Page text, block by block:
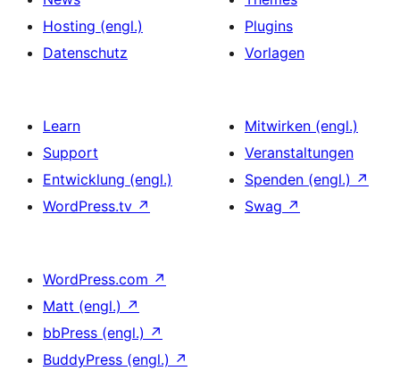
Hosting (engl.)
Datenschutz
Plugins
Vorlagen
Learn
Support
Entwicklung (engl.)
WordPress.tv ↗
Mitwirken (engl.)
Veranstaltungen
Spenden (engl.) ↗
Swag ↗
WordPress.com ↗
Matt (engl.) ↗
bbPress (engl.) ↗
BuddyPress (engl.) ↗